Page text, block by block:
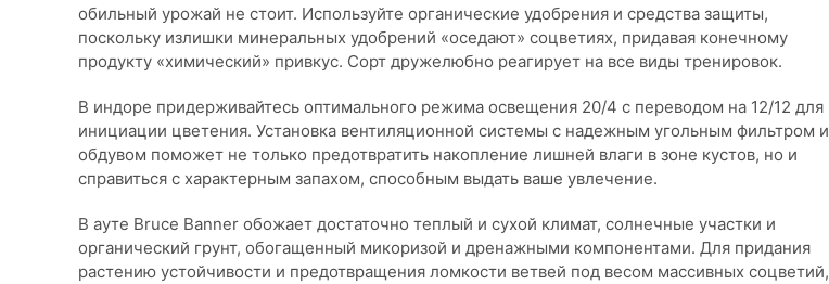
обильный урожай не стоит. Используйте органические удобрения и средства защиты,
поскольку излишки минеральных удобрений «оседают» соцветиях, придавая конечному
продукту «химический» привкус. Сорт дружелюбно реагирует на все виды тренировок.
В индоре придерживайтесь оптимального режима освещения 20/4 с переводом на 12/12 для
инициации цветения. Установка вентиляционной системы с надежным угольным фильтром и
обдувом поможет не только предотвратить накопление лишней влаги в зоне кустов, но и
справиться с характерным запахом, способным выдать ваше увлечение.
В ауте Bruce Banner обожает достаточно теплый и сухой климат, солнечные участки и
органический грунт, обогащенный микоризой и дренажными компонентами. Для придания
растению устойчивости и предотвращения ломкости ветвей под весом массивных соцветий,